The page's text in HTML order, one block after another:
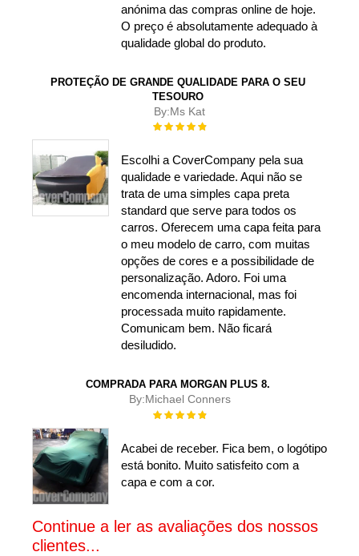
anónima das compras online de hoje.
O preço é absolutamente adequado à
qualidade global do produto.
PROTEÇÃO DE GRANDE QUALIDADE PARA O SEU
TESOURO
By:Ms Kat
Rating:
Escolhi a CoverCompany pela sua
qualidade e variedade. Aqui não se
trata de uma simples capa preta
standard que serve para todos os
carros. Oferecem uma capa feita para
o meu modelo de carro, com muitas
opções de cores e a possibilidade de
personalização. Adoro. Foi uma
encomenda internacional, mas foi
processada muito rapidamente.
Comunicam bem. Não ficará
desiludido.
COMPRADA PARA MORGAN PLUS 8.
By:Michael Conners
Rating:
Acabei de receber. Fica bem, o logótipo
está bonito. Muito satisfeito com a
capa e com a cor.
Continue a ler as avaliações dos nossos
clientes...